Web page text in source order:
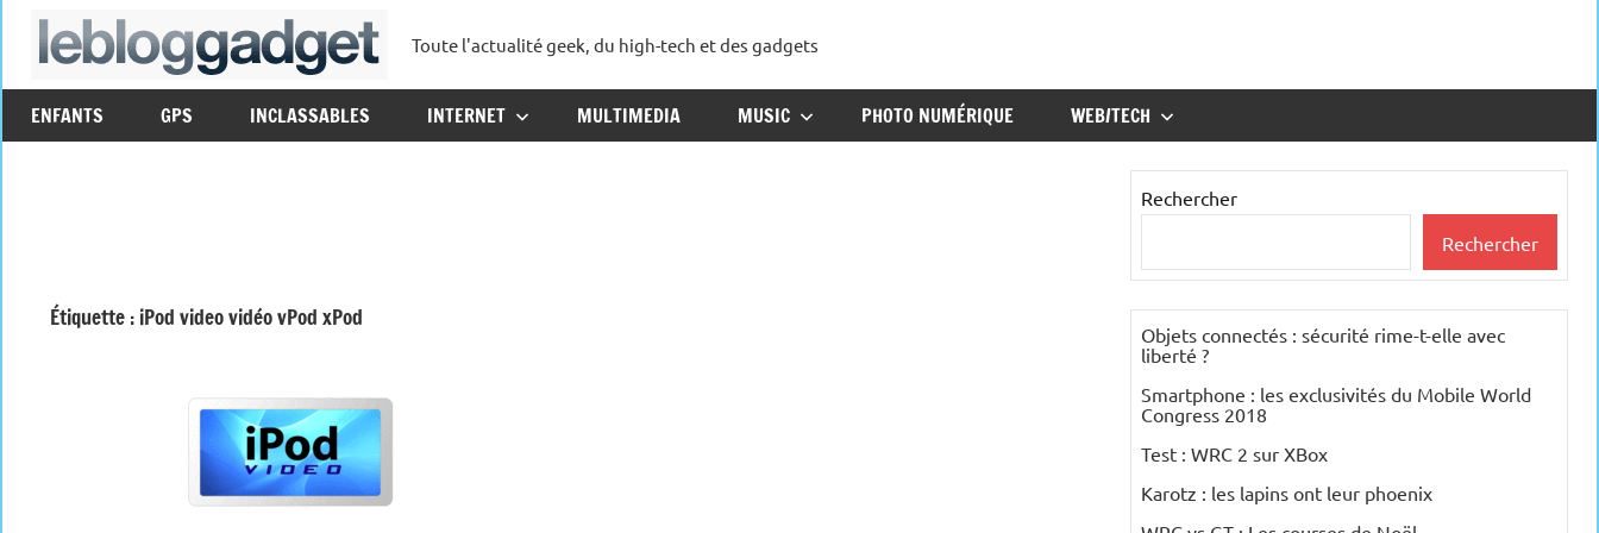
Aller
lebloggadget
Toute l'actualité geek, du high-tech et des gadgets
ENFANTS GPS INCLASSABLES INTERNET MULTIMEDIA MUSIC PHOTO NUMÉRIQUE WEB/TECH
Étiquette : iPod video vidéo vPod xPod
Rechercher
Rechercher
Objets connectés : sécurité rime-t-elle avec
liberté ?
Smartphone : les exclusivités du Mobile World
Congress 2018
Test : WRC 2 sur XBox
Karotz : les lapins ont leur phoenix